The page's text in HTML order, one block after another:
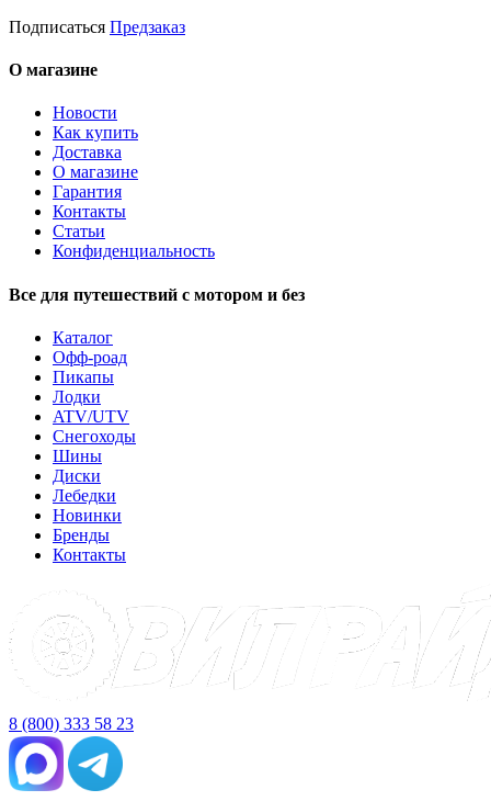
Подписаться Предзаказ
О магазине
Новости
Как купить
Доставка
О магазине
Гарантия
Контакты
Статьи
Конфиденциальность
Все для путешествий с мотором и без
Каталог
Офф-роад
Пикапы
Лодки
ATV/UTV
Снегоходы
Шины
Диски
Лебедки
Новинки
Бренды
Контакты
8 (800) 333 58 23